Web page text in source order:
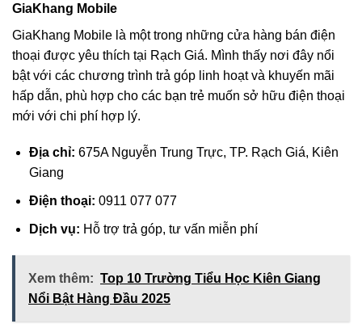
GiaKhang Mobile
GiaKhang Mobile là một trong những cửa hàng bán điện
thoại được yêu thích tại Rạch Giá. Mình thấy nơi đây nổi
bật với các chương trình trả góp linh hoạt và khuyến mãi
hấp dẫn, phù hợp cho các bạn trẻ muốn sở hữu điện thoại
mới với chi phí hợp lý.
Địa chỉ: 675A Nguyễn Trung Trực, TP. Rạch Giá, Kiên
Giang
Điện thoại: 0911 077 077
Dịch vụ: Hỗ trợ trả góp, tư vấn miễn phí
Xem thêm: Top 10 Trường Tiểu Học Kiên Giang
Nổi Bật Hàng Đầu 2025